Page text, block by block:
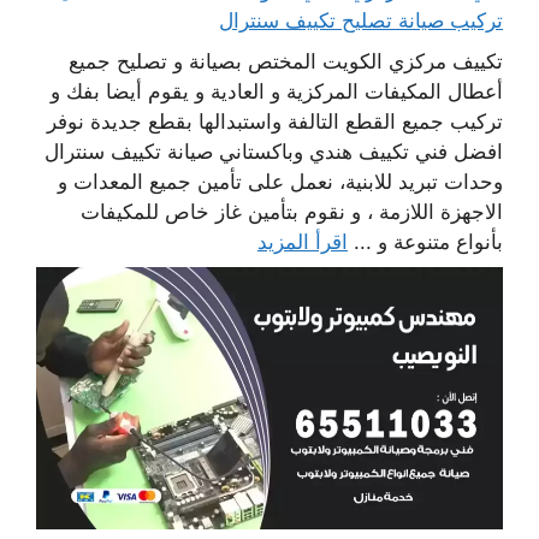
تركيب صيانة تصليح تكييف سنترال
تكييف مركزي الكويت المختص بصيانة و تصليح جميع
أعطال المكيفات المركزية و العادية و يقوم أيضا بفك و
تركيب جميع القطع التالفة واستبدالها بقطع جديدة نوفر
افضل فني تكييف هندي وباكستاني صيانة تكييف سنترال
وحدات تبريد للابنية، نعمل على تأمين جميع المعدات و
الاجهزة اللازمة ، و نقوم بتأمين غاز خاص للمكيفات
بأنواع متنوعة و ... اقرأ المزيد